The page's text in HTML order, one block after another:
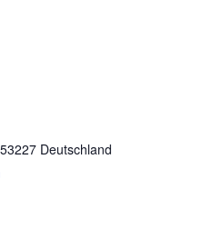
53227 Deutschland